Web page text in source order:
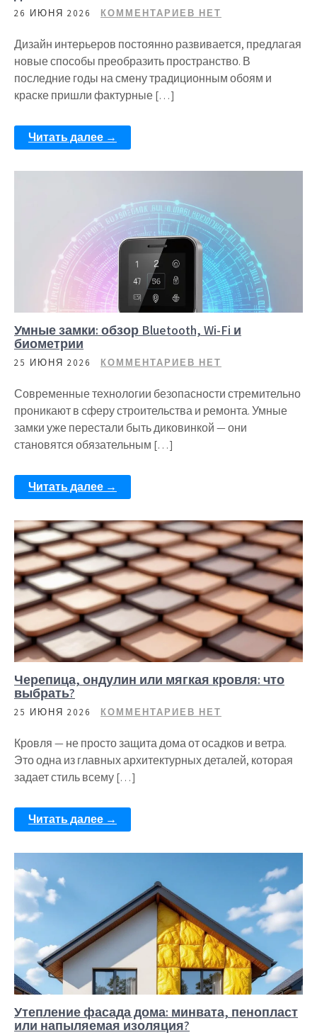
26 ИЮНЯ 2026 КОММЕНТАРИЕВ НЕТ
Дизайн интерьеров постоянно развивается, предлагая
новые способы преобразить пространство. В
последние годы на смену традиционным обоям и
краске пришли фактурные […]
Читать далее →
Умные замки: обзор Bluetooth, Wi-Fi и
биометрии
25 ИЮНЯ 2026 КОММЕНТАРИЕВ НЕТ
Современные технологии безопасности стремительно
проникают в сферу строительства и ремонта. Умные
замки уже перестали быть диковинкой — они
становятся обязательным […]
Читать далее →
Черепица, ондулин или мягкая кровля: что
выбрать?
25 ИЮНЯ 2026 КОММЕНТАРИЕВ НЕТ
Кровля — не просто защита дома от осадков и ветра.
Это одна из главных архитектурных деталей, которая
задает стиль всему […]
Читать далее →
Утепление фасада дома: минвата, пенопласт
или напыляемая изоляция?